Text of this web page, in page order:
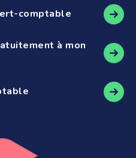
comptable
à mon